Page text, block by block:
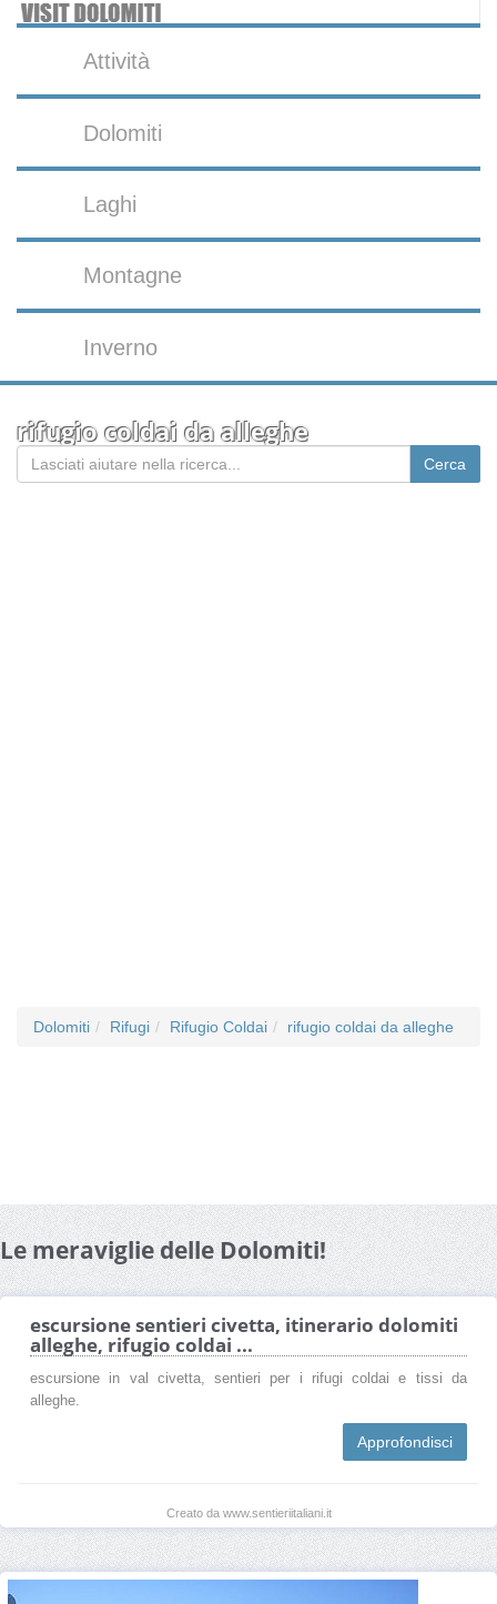
Attività
Dolomiti
Laghi
Montagne
Inverno
rifugio coldai da alleghe
Dolomiti Rifugi Rifugio Coldai rifugio coldai da alleghe
Le meraviglie delle Dolomiti!
escursione sentieri civetta, itinerario dolomiti
alleghe, rifugio coldai ...
escursione in val civetta, sentieri per i rifugi coldai e tissi da
alleghe.
Approfondisci
Creato da www.sentieriitaliani.it